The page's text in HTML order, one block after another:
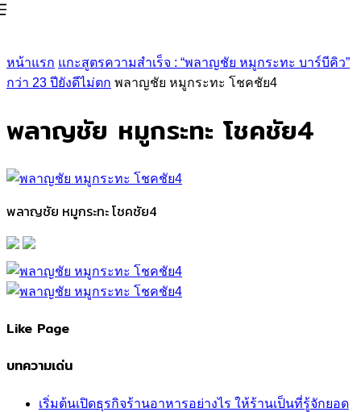
หน้าแรก แกะสูตรความสำเร็จ : “พลาญชัย หมูกระทะ บาร์บีคิว”
กว่า 23 ปียังดีไม่ตก พลาญชัย หมูกระทะ โชคชัย4
พลาญชัย หมูกระทะ โชคชัย4
พลาญชัย หมูกระทะ โชคชัย4
Like Page
บทความเด่น
เริ่มต้นเปิดธุรกิจร้านอาหารอย่างไร ให้ร้านเป็นที่รู้จักยอด